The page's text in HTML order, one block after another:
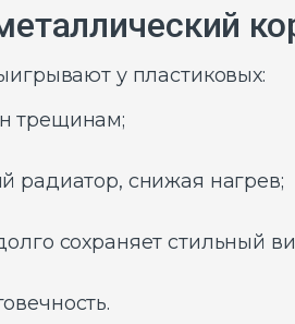
у пластиковых:
трещинам;
радиатор, снижая нагрев;
сохраняет стильный